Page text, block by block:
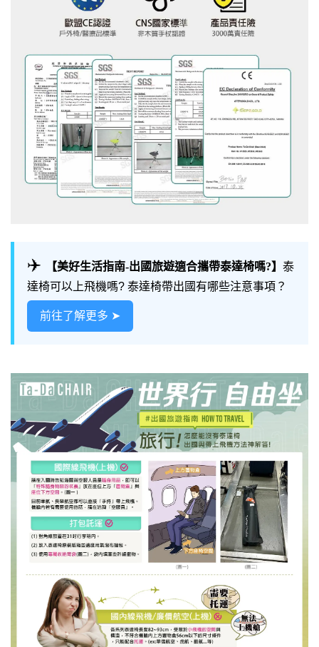
✈️ 【美好生活指南-出國旅遊適合攜帶泰達椅嗎?】 泰
達椅可以上飛機嗎? 泰達椅帶出國有哪些注意事項？
前往了解更多 ➤